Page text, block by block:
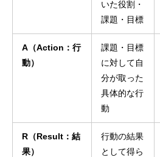
いた役割・
課題・目標
A（Action：行
動）
課題・目標
に対して自
分が取った
具体的な行
動
R（Result：結
果）
行動の結果
として得ら